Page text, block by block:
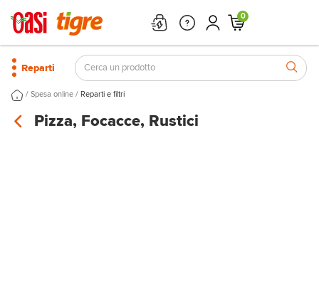
0
Reparti
/ Spesa online / Reparti e filtri
Pizza, Focacce, Rustici